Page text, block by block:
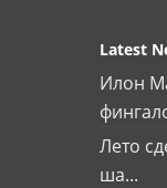
Latest
Илон
Лето
ша...